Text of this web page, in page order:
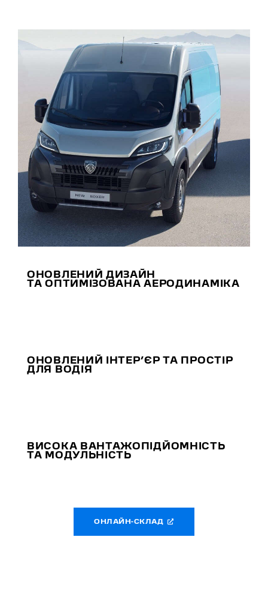
ОНОВЛЕНИЙ ДИЗАЙН
ТА ОПТИМІЗОВАНА АЕРОДИНАМІКА
ОНОВЛЕНИЙ ІНТЕР’ЄР ТА ПРОСТІР
ДЛЯ ВОДІЯ
ВИСОКА ВАНТАЖОПІДЙОМНІСТЬ
ТА МОДУЛЬНІСТЬ
ОНЛАЙН-СКЛАД